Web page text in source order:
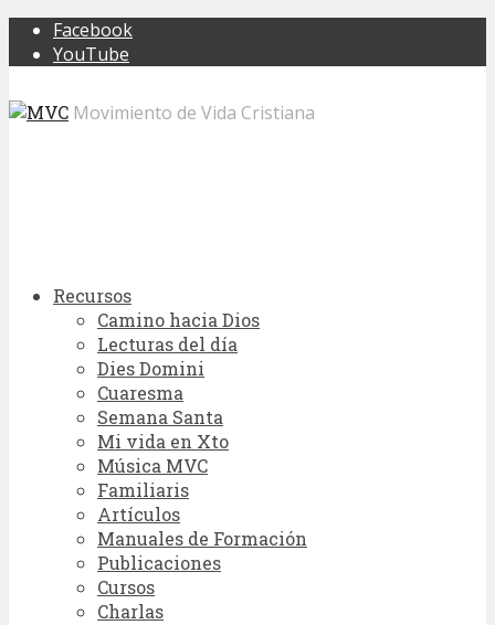
Facebook
YouTube
Movimiento de Vida Cristiana
Recursos
Camino hacia Dios
Lecturas del día
Dies Domini
Cuaresma
Semana Santa
Mi vida en Xto
Música MVC
Familiaris
Artículos
Manuales de Formación
Publicaciones
Cursos
Charlas